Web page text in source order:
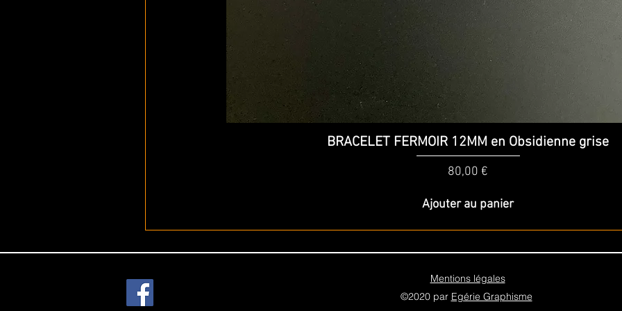
Aperçu rapide
BRACELET FERMOIR 12MM en Obsidienne grise
Prix
80,00 €
Ajouter au panier
Mentions légales
©2020 par Egérie Graphisme